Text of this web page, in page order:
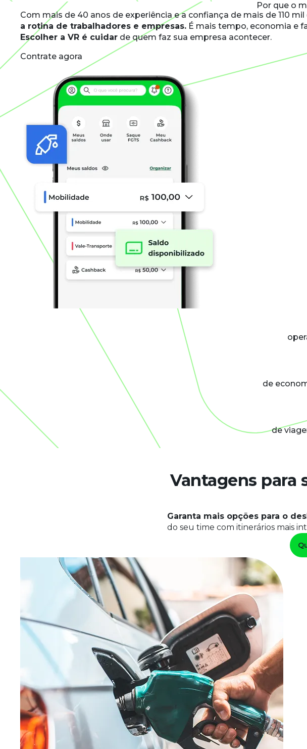
Por que o
Com mais de 40 anos de experiência e a confiança de mais de 110
a rotina de trabalhadores e empresas. É mais tempo, economia e
Escolher a VR é cuidar de quem faz sua empresa acontecer.
Contrate agora
de
de
Vantagens para
Garanta mais opções para o
do seu time com itinerários mais